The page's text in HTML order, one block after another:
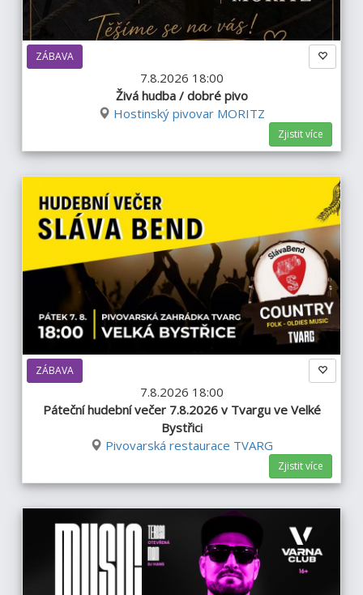
ZÁBAVA
7.8.2026 18:00
Živá hudba / dobré pivo
Hostinský pivovar MORITZ
Zjistit více
ZÁBAVA
7.8.2026 18:00
Páteční hudební večer 7.8.2026 v Tvargu ve Velké
Bystřici
Pivovarská restaurace TVARG
Zjistit více